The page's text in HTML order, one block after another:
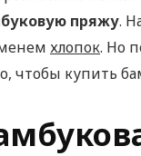
пряжу.
хлопок. Но
чтобы купить